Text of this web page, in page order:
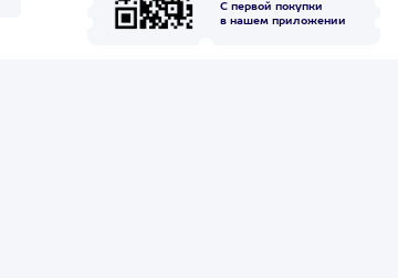
С первой покупки
в нашем приложении